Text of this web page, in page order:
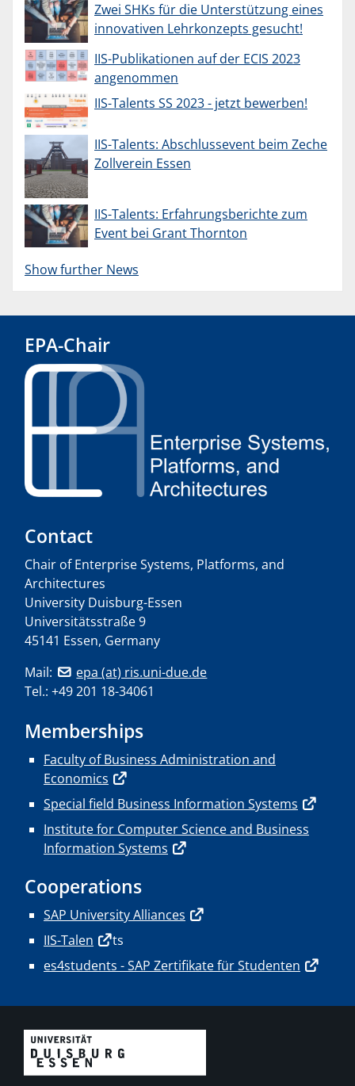
Zwei SHKs für die Unterstützung eines
innovativen Lehrkonzepts gesucht!
IIS-Publikationen auf der ECIS 2023
angenommen
IIS-Talents SS 2023 - jetzt bewerben!
IIS-Talents: Abschlussevent beim Zeche
Zollverein Essen
IIS-Talents: Erfahrungsberichte zum
Event bei Grant Thornton
Show further News
EPA-Chair
Contact
Chair of Enterprise Systems, Platforms, and
Architectures
University Duisburg-Essen
Universitätsstraße 9
45141 Essen, Germany
Mail:
epa (at) ris.uni-due.de
Tel.: +49 201 18-34061
Memberships
Faculty of Business Administration and
Economics
Special field Business Information Systems
Institute for Computer Science and Business
Information Systems
Cooperations
SAP University Alliances
IIS-Talen
ts
es4students - SAP Zertifikate für Studenten